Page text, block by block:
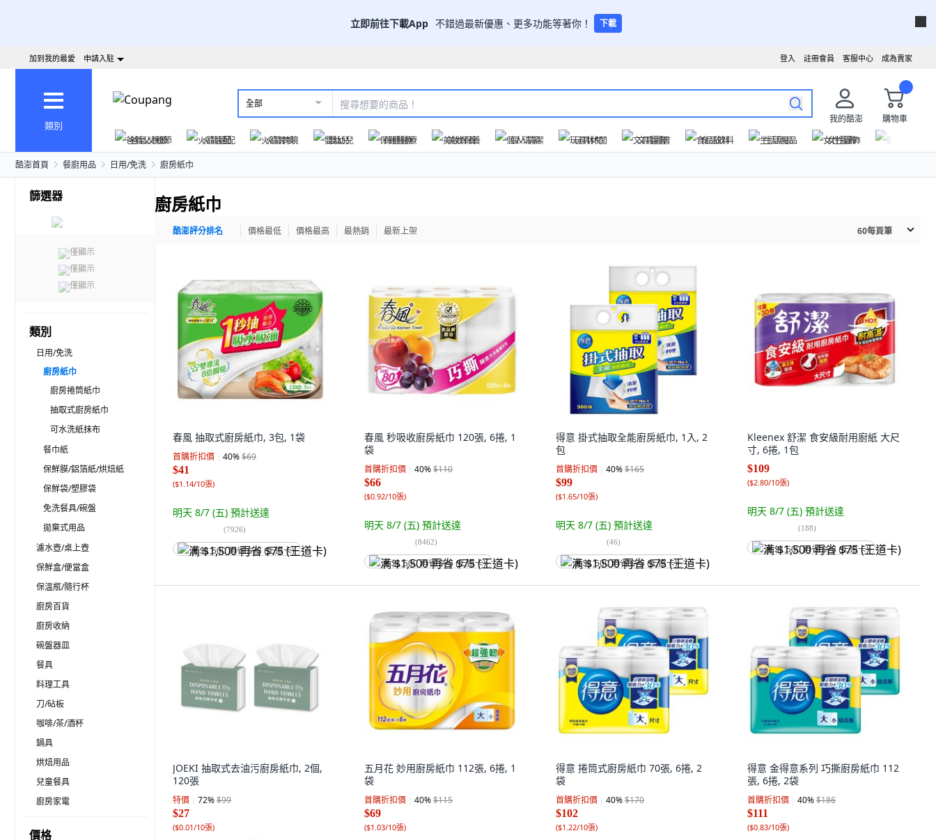
立即前往下載App 不錯過最新優惠、更多功能等著你！ 下載
成為賣家
客服中心
註冊會員
登入
加到我的最愛 申請入駐
類別
全部
我的酷澎
購物車
爸氣父親節
火箭速配 火箭跨境 嬰幼兒 保健醫療 美妝保養 個人清潔 玩具休閒 文具圖書 食品飲料 生活用品 女性服飾
酷澎首頁 餐廚用品 日用/免洗 廚房紙巾
篩選器
僅顯示
僅顯示
僅顯示
類別
日用/免洗
廚房紙巾
廚房捲筒紙巾
抽取式廚房紙巾
可水洗紙抹布
餐巾紙
保鮮膜/鋁箔紙/烘焙紙
保鮮袋/塑膠袋
免洗餐具/碗盤
拋棄式用品
濾水壺/桌上壺
保鮮盒/便當盒
保溫瓶/隨行杯
廚房百貨
廚房收納
碗盤器皿
餐具
料理工具
刀/砧板
咖啡/茶/酒杯
鍋具
烘焙用品
兒童餐具
廚房家電
價格
廚房紙巾
酷澎評分排名 價格最低 價格最高 最熱銷 最新上架 60每頁筆
春風 抽取式廚房紙巾, 3包, 1袋
首購折扣價 40%$69
$41
($1.14/10張)
明天 8/7 (五) 預計送達
(7926)
满 $1,500 再省 $75 (王道卡)
春風 秒吸收廚房紙巾 120張, 6捲, 1
袋
首購折扣價 40%$110
$66
($0.92/10張)
明天 8/7 (五) 預計送達
(8462)
满 $1,500 再省 $75 (王道卡)
得意 掛式抽取全能廚房紙巾, 1入, 2
包
首購折扣價 40%$165
$99
($1.65/10張)
明天 8/7 (五) 預計送達
(46)
满 $1,500 再省 $75 (王道卡)
Kleenex 舒潔 食安級耐用廚紙 大尺
寸, 6捲, 1包
$109
($2.80/10張)
明天 8/7 (五) 預計送達
(188)
满 $1,500 再省 $75 (王道卡)
JOEKI 抽取式去油污廚房紙巾, 2個,
120張
特價 72%$99
$27
($0.01/10張)
五月花 妙用廚房紙巾 112張, 6捲, 1
袋
首購折扣價 40%$115
$69
($1.03/10張)
得意 捲筒式廚房紙巾 70張, 6捲, 2
袋
首購折扣價 40%$170
$102
($1.22/10張)
得意 金得意系列 巧撕廚房紙巾 112
張, 6捲, 2袋
首購折扣價 40%$186
$111
($0.83/10張)